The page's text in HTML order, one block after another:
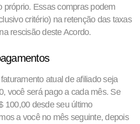
próprio. Essas compras podem
critério) na retenção das taxas
rescisão deste Acordo.
atual de afiliado seja
você será pago a cada mês. Se
100,00 desde seu último
a você no mês seguinte, depois